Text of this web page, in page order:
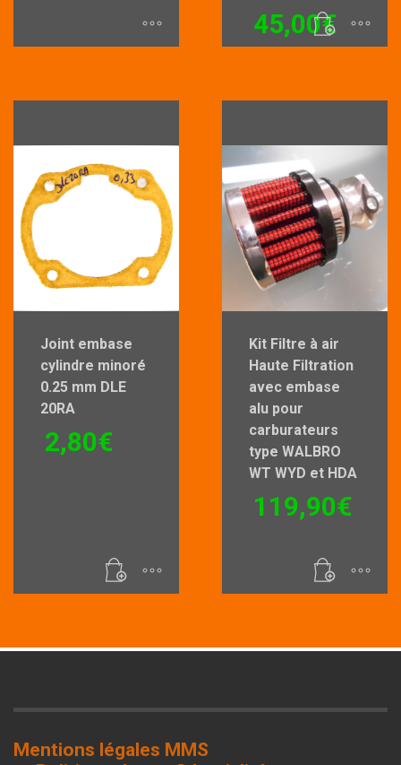
peuvent
être
choisies
sur
produit
45,00€
Joint embase
cylindre minoré
0.25 mm DLE
20RA
2,80€
Kit Filtre à air
Haute Filtration
avec embase
alu pour
carburateurs
type WALBRO
WT WYD et HDA
119,90€
Mentions légales MMS